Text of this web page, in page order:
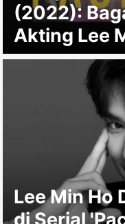
(2022):
Akting Lee
Lee Min Ho